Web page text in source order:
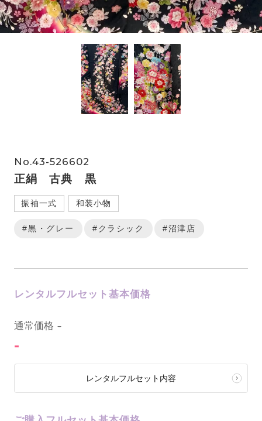
No.43-526602
正絹 古典 黒
振袖一式 和装小物
#黒・グレー #クラシック #沼津店
レンタルフルセット基本価格
通常価格 -
-
レンタルフルセット内容